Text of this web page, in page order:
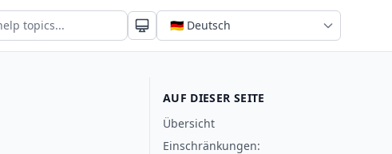
AUF DIESER SEITE
Übersicht
Einschränkungen: